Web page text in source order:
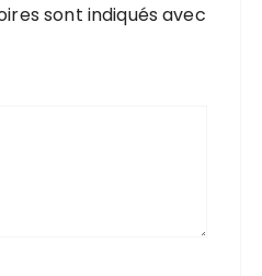
sont indiqués avec